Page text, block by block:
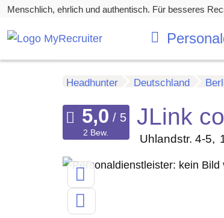
Menschlich, ehrlich und authentisch. Für besseres
Headhunter Deutschland
JLink
Uhlandstr. 4-5
2 Bew.